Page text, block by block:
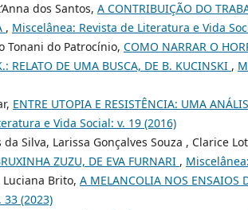
dos Santos, A CONTRIBUIÇÃO DO
, Miscelânea: Revista de Literatura e Vida
Tonani do Patrocínio, COMO NARRAR O
RELATO DE UMA BUSCA, DE B. KUCINSKI ,
ENTRE UTOPIA E RESISTÊNCIA: UMA
e Vida Social: v. 19 (2016)
da Silva, Larissa Gonçalves Souza , Clarice
ZUZU, DE EVA FURNARI ,
Brito, A MELANCOLIA NOS ENSAIOS
33 (2023)